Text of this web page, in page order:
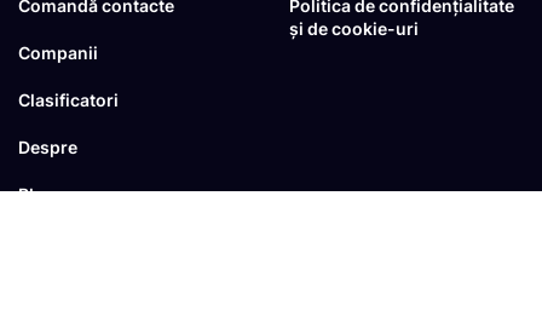
Comandă contacte
Companii
Clasificatori
Despre
Blog
Politica de confidențialitate
și de cookie-uri